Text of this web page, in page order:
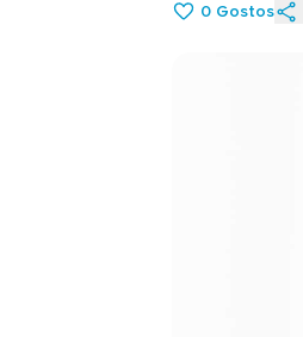
0 Gostos